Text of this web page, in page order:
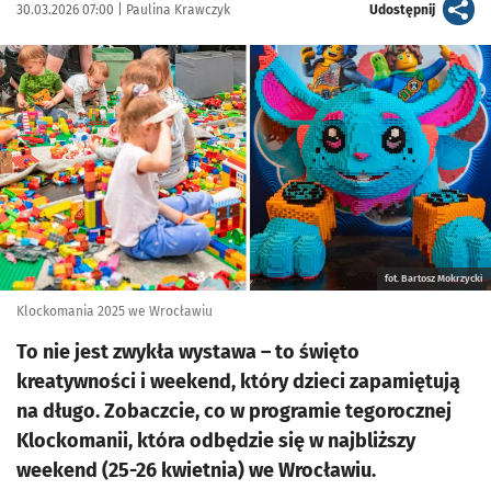
Data publikacji:
30.03.2026 07:00 | Autor:
Paulina Krawczyk Udostępnijartykuł
Kliknij, aby powiększyć
fot. Bartosz Mokrzycki
Klockomania 2025 we Wrocławiu
To nie jest zwykła wystawa – to święto
kreatywności i weekend, który dzieci zapamiętują
na długo. Zobaczcie, co w programie tegorocznej
Klockomanii, która odbędzie się w najbliższy
weekend (25-26 kwietnia) we Wrocławiu.